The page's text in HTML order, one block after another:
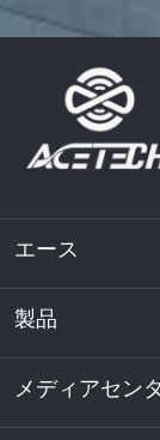
エース
私たちに関し
持続可能性
製品
エネルギー貯蔵
メディアセン